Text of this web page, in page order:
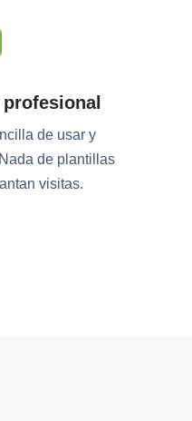
de usar y
de plantillas
visitas.